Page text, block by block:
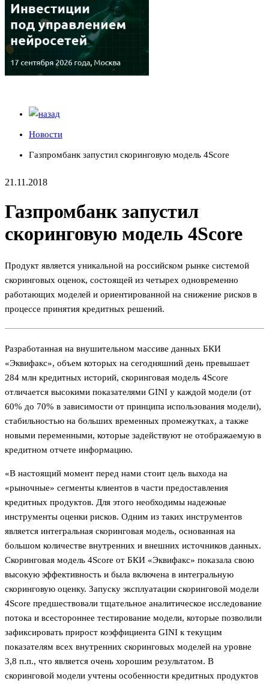
Новости
Газпромбанк запустил скоринговую модель 4Score
21.11.2018
Газпромбанк запустил
скоринговую модель 4Score
Продукт является уникальной на российском рынке системой
скоринговых оценок, состоящей из четырех одновременно
работающих моделей и ориентированной на снижение рисков в
процессе принятия кредитных решений.
Разработанная на внушительном массиве данных БКИ
«Эквифакс», объем которых на сегодняшний день превышает
284 млн кредитных историй, скоринговая модель 4Score
отличается высокими показателями GINI у каждой модели (от
60% до 70% в зависимости от принципа использования модели),
стабильностью на больших временных промежутках, а также
новыми переменными, которые задействуют не отображаемую в
кредитном отчете информацию.
«В настоящий момент перед нами стоит цель выхода на
«рыночные» сегменты клиентов в части предоставления
кредитных продуктов. Для этого необходимы надежные
инструменты оценки рисков. Одним из таких инструментов
является интегральная скоринговая модель, основанная на
большом количестве внутренних и внешних источников данных.
Скоринговая модель 4Score от БКИ «Эквифакс» показала свою
высокую эффективность и была включена в интегральную
скоринговую оценку. Запуску эксплуатации скоринговой модели
4Score предшествовали тщательное аналитическое исследование
потока и всестороннее тестирование модели, которые позволили
зафиксировать прирост коэффициента GINI к текущим
показателям всех внутренних скоринговых моделей на уровне
3,8 п.п., что является очень хорошим результатом. В
скоринговой модели учтены особенности кредитных продуктов